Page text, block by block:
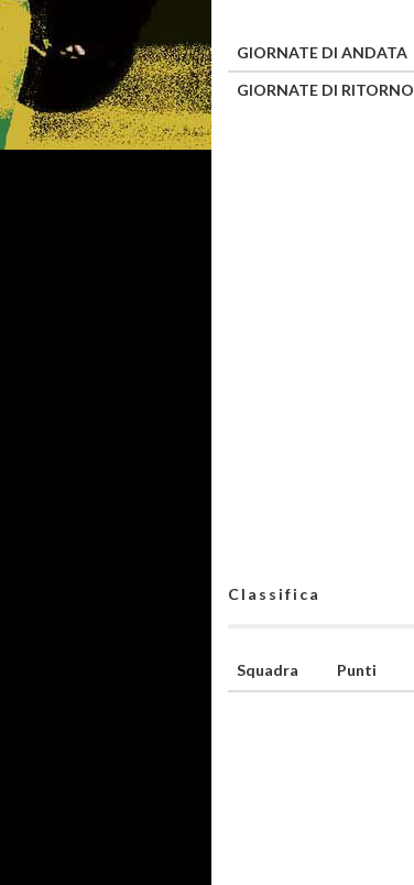
GIORNATE DI ANDATA
GIORNATE DI RITORNO
Classifica
Squadra Punti